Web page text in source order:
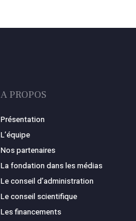
A PROPOS
Présentation
L’équipe
Nos partenaires
La fondation dans les médias
Le conseil d’administration
Le conseil scientifique
Les financements